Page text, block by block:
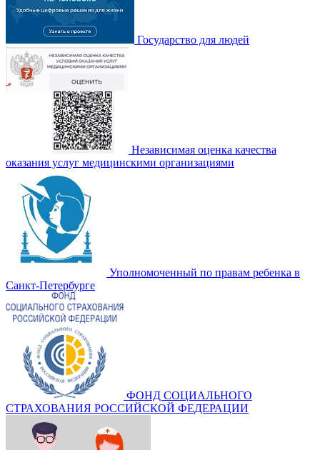
Государство для людей
Независимая оценка качества
оказания услуг медицинскими организациями
Уполномоченный по правам ребенка в
Санкт-Петербурге
ФОНД СОЦИАЛЬНОГО
СТРАХОВАНИЯ РОССИЙСКОЙ ФЕДЕРАЦИИ